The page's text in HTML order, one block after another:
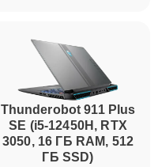
Thunderobot 911 Plus
SE (i5-12450H, RTX
3050, 16 ГБ RAM, 512
ГБ SSD)